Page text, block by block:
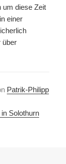
um diese Zeit
einer
über
Patrik-Philipp
Solothurn